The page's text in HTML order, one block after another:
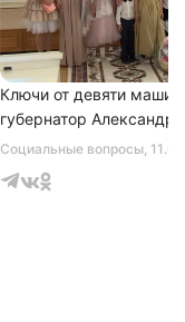
Социальные вопросы,
Ключи от девяти машин
губернатор Александр